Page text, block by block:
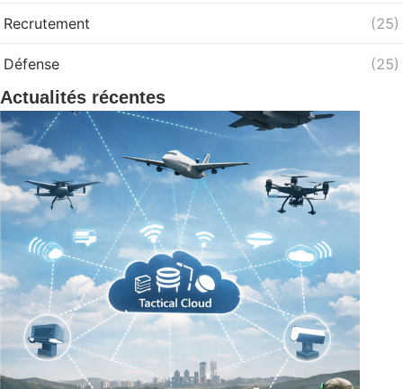
Recrutement (25)
Défense (25)
Actualités récentes